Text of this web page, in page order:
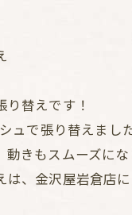
替えです！
ュで張り替えました
きもスムーズに
、金沢屋岩倉店に